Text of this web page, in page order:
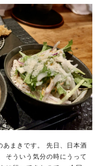
す。 この日は暑か
ーを注文。 クライム
自家焙煎のコーヒー豆を挽
煎度でオーダーすることも可
ルの美味しさ 暖かく
さんは水出しアイスコーヒー
しコーヒーの
タードリッパーを導入し、
口当
を楽しむことができます。
・麺類と、とても種類が多く
方
揚げを思う存分食べたくな
ん。 この唐揚げの
す。 唐揚げ一個の
。 とにかくとん
ワ柔らか、肉汁タップリで
。 先日、日本酒